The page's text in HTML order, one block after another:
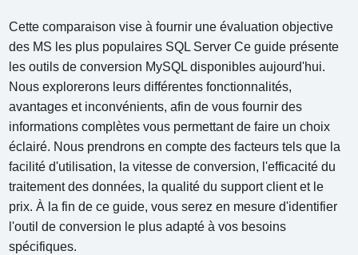
Cette comparaison vise à fournir une évaluation objective
des MS les plus populaires SQL Server Ce guide présente
les outils de conversion MySQL disponibles aujourd'hui.
Nous explorerons leurs différentes fonctionnalités,
avantages et inconvénients, afin de vous fournir des
informations complètes vous permettant de faire un choix
éclairé. Nous prendrons en compte des facteurs tels que la
facilité d'utilisation, la vitesse de conversion, l'efficacité du
traitement des données, la qualité du support client et le
prix. À la fin de ce guide, vous serez en mesure d'identifier
l'outil de conversion le plus adapté à vos besoins
spécifiques.